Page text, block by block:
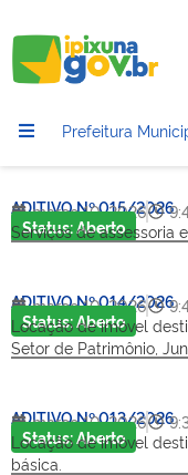
Prefeitura
ADITIVO Nº 015/2026
março 10, 2026
Status: Aberto
Serviços de assessoria
ADITIVO Nº 014/2026
março 10, 2026
Status: Aberto
Locação de imóvel
Setor de Patrimônio,
ADITIVO Nº 013/2026
março 10, 2026
Status: Aberto
Locação de imóvel
básica.